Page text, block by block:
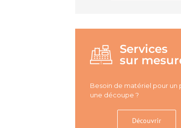
Services
sur
Besoin de matériel pour un
une découpe ?
Découvrir